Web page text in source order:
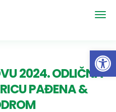
2024. ODLIČNA
PAĐENA &